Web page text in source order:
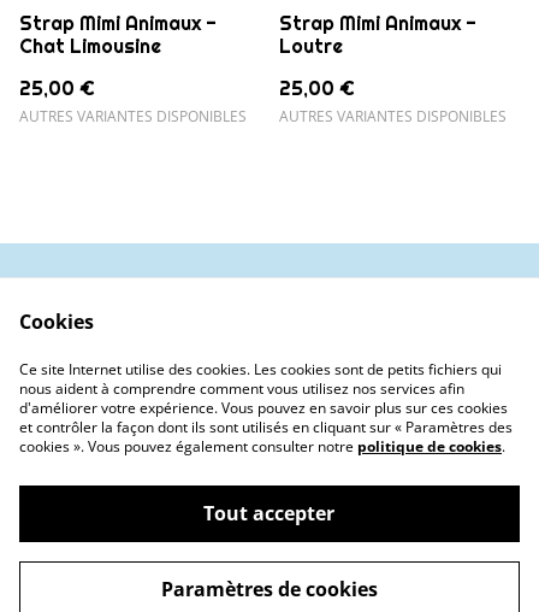
Strap Mimi Animaux -
Chat Limousine
25,00 €
AUTRES VARIANTES DISPONIBLES
Strap Mimi Animaux -
Loutre
25,00 €
AUTRES VARIANTES DISPONIBLES
confidentialité
Tiktok
©2026Magical Symfania
powered by
Cookies
Ce site Internet utilise des cookies. Les cookies sont de petits fichiers qui
nous aident à comprendre comment vous utilisez nos services afin
d'améliorer votre expérience. Vous pouvez en savoir plus sur ces cookies
et contrôler la façon dont ils sont utilisés en cliquant sur « Paramètres des
cookies ». Vous pouvez également consulter notre politique de cookies.
Tout accepter
Paramètres de cookies